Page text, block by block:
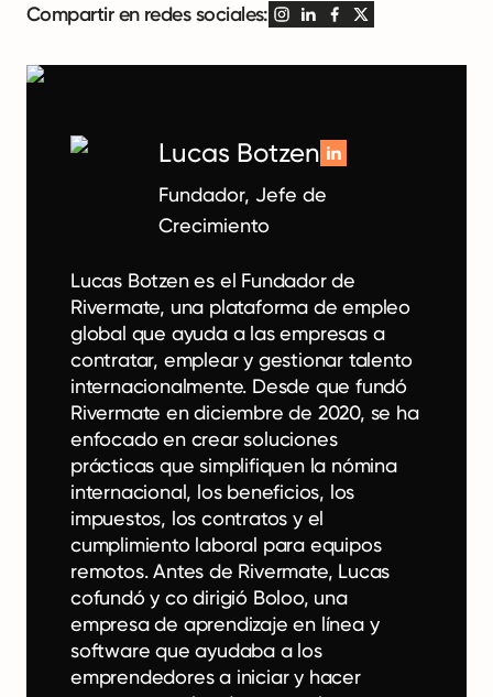
Compartir en redes sociales:
Lucas Botzen
Fundador, Jefe de
Crecimiento
Lucas Botzen es el Fundador de
Rivermate, una plataforma de empleo
global que ayuda a las empresas a
contratar, emplear y gestionar talento
internacionalmente. Desde que fundó
Rivermate en diciembre de 2020, se ha
enfocado en crear soluciones
prácticas que simplifiquen la nómina
internacional, los beneficios, los
impuestos, los contratos y el
cumplimiento laboral para equipos
remotos. Antes de Rivermate, Lucas
cofundó y co dirigió Boloo, una
empresa de aprendizaje en línea y
software que ayudaba a los
emprendedores a iniciar y hacer